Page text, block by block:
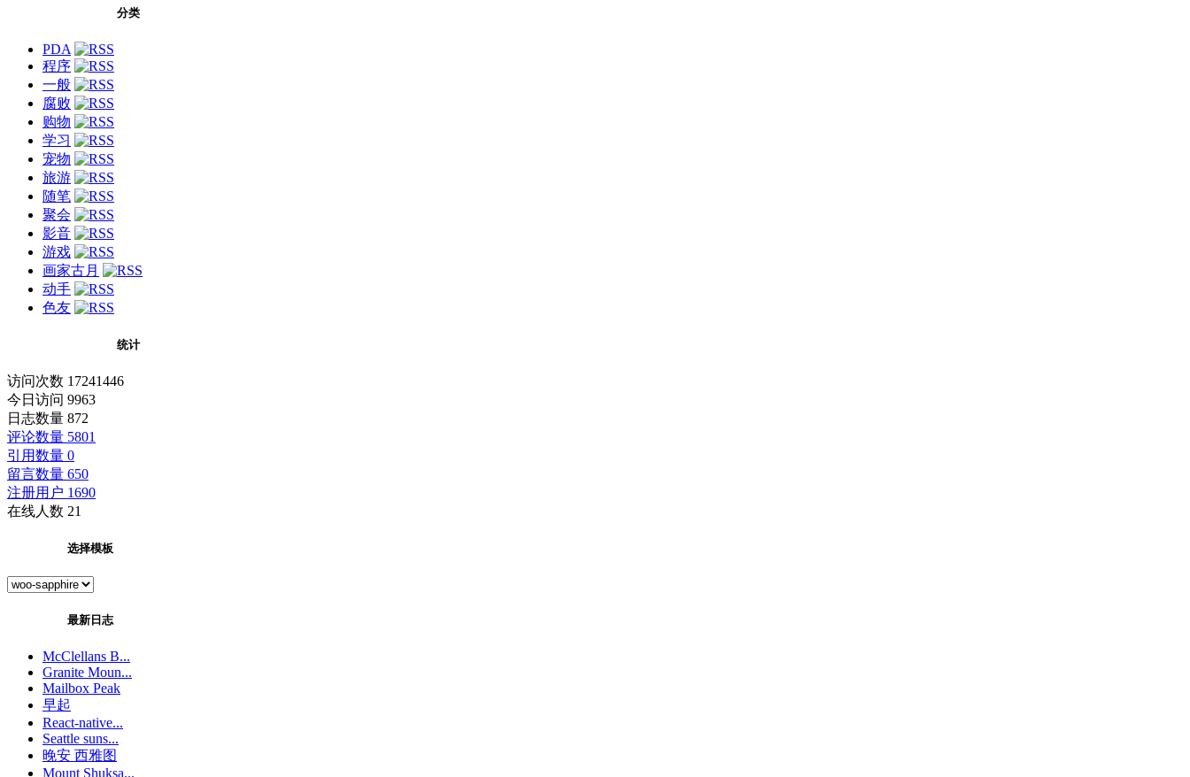
分类
PDA
程序
一般
腐败
购物
学习
宠物
旅游
随笔
聚会
影音
游戏
画家古月
动手
色友
统计
访问次数 17241446
今日访问 9963
日志数量 872
评论数量 5801
引用数量 0
留言数量 650
注册用户 1690
在线人数 21
选择模板
最新日志
McClellans B...
Granite Moun...
Mailbox Peak
早起
React-native...
Seattle suns...
晚安 西雅图
Mount Shuksa...